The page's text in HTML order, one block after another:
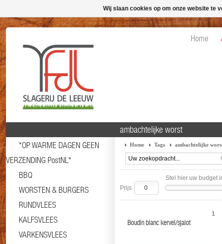
Home
*OP WARME DAGEN GEEN
VERZENDING PostNL*
BBQ
WORSTEN & BURGERS
RUNDVLEES
KALFSVLEES
VARKENSVLEES
ambachtelijke worst
Home Tags ambachtelijke
Stel hier uw budget
Prijs
Boudin blanc kervel/sjalot
1
Wij slaan cookies op om onze website te